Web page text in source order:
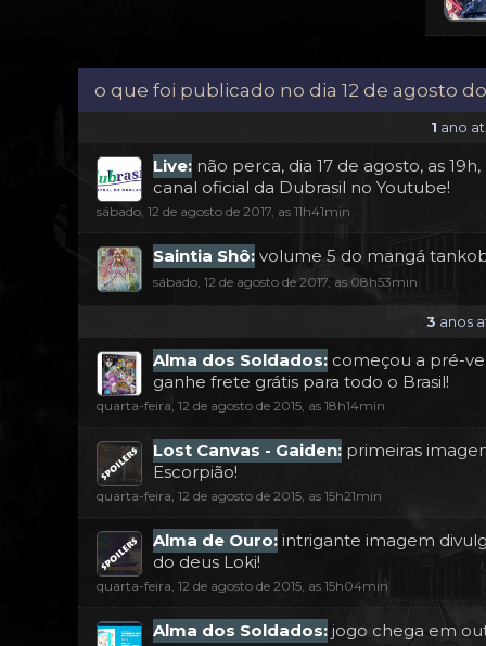
o que foi publicado no dia 12 de agosto
1 ano
Live: não perca, dia 17 de agosto, as
canal oficial da Dubrasil no Youtube!
sábado, 12 de agosto de 2017, as 11h41min
Saintia Shô: volume 5 do mangá
sábado, 12 de agosto de 2017, as 08h53min
3 anos
Alma dos Soldados: começou a pré-
ganhe frete grátis para todo o Brasil!
quarta-feira, 12 de agosto de 2015, as 18h14min
Lost Canvas - Gaiden: primeiras
Escorpião!
quarta-feira, 12 de agosto de 2015, as 15h21min
Alma de Ouro: intrigante imagem
do deus Loki!
quarta-feira, 12 de agosto de 2015, as 15h04min
Alma dos Soldados: jogo chega em